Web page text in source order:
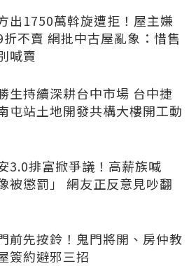
出1750萬斡旋遭拒！屋主嫌
折不賣 網批中古屋亂象：惜售
喊賣
生持續深耕台中市場 台中捷
屯站土地開發共構大樓開工動
3.0排富掀爭議！高薪族喊
像被懲罰」 網友正反意見吵翻
前先按鈴！鬼門將開、房仲教
簽約避邪三招